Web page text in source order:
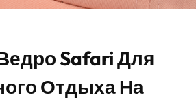
Safari Для
Отдыха На